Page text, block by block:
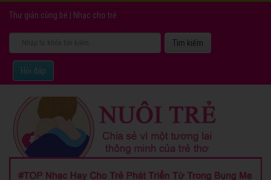
Thư giản cùng bé Nhạc cho trẻ
Hỏi đáp